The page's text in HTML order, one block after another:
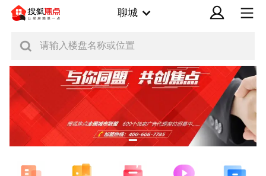
聊城
请输入楼盘名称或位置